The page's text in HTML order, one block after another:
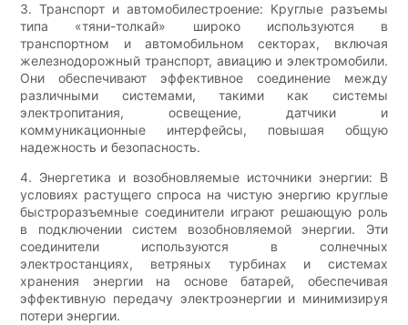
3. Транспорт и автомобилестроение: Круглые разъемы
типа «тяни-толкай» широко используются в
транспортном и автомобильном секторах, включая
железнодорожный транспорт, авиацию и электромобили.
Они обеспечивают эффективное соединение между
различными системами, такими как системы
электропитания, освещение, датчики и
коммуникационные интерфейсы, повышая общую
надежность и безопасность.
4. Энергетика и возобновляемые источники энергии: В
условиях растущего спроса на чистую энергию круглые
быстроразъемные соединители играют решающую роль
в подключении систем возобновляемой энергии. Эти
соединители используются в солнечных
электростанциях, ветряных турбинах и системах
хранения энергии на основе батарей, обеспечивая
эффективную передачу электроэнергии и минимизируя
потери энергии.